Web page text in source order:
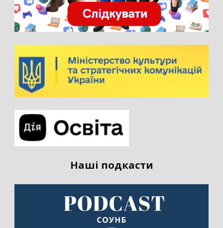
Наші подкасти